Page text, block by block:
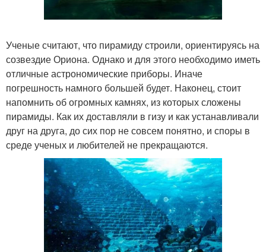
Ученые считают, что пирамиду строили, ориентируясь на
созвездие Ориона. Однако и для этого необходимо иметь
отличные астрономические приборы. Иначе
погрешность намного большей будет. Наконец, стоит
напомнить об огромных камнях, из которых сложены
пирамиды. Как их доставляли в гизу и как устанавливали
друг на друга, до сих пор не совсем понятно, и споры в
среде ученых и любителей не прекращаются.